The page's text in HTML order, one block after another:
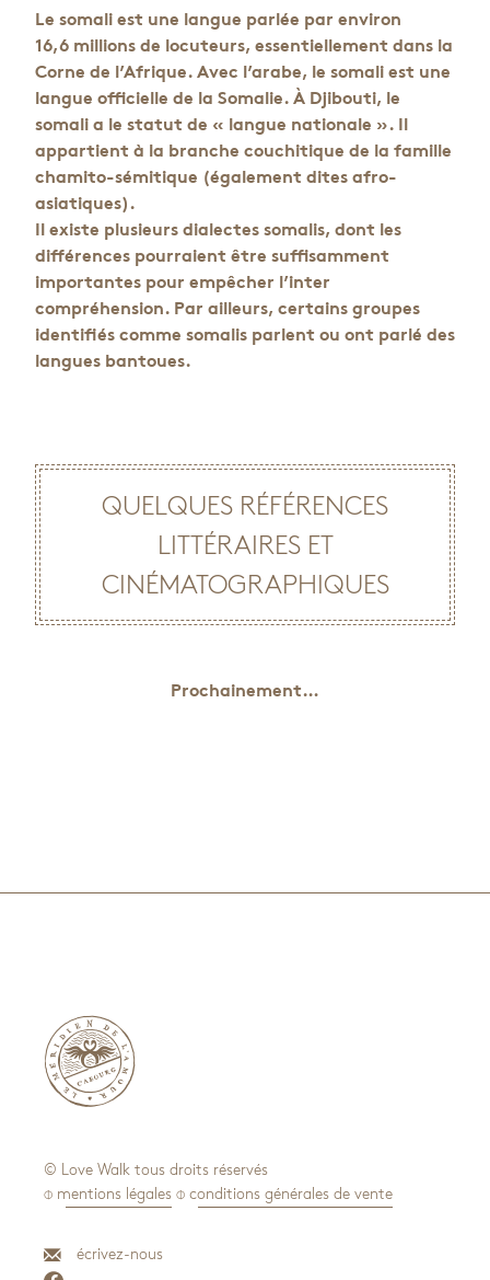
Le somali est une langue parlée par environ
16,6 millions de locuteurs, essentiellement dans la
Corne de l’Afrique. Avec l’arabe, le somali est une
langue officielle de la Somalie. À Djibouti, le
somali a le statut de « langue nationale ». Il
appartient à la branche couchitique de la famille
chamito-sémitique (également dites afro-
asiatiques).
Il existe plusieurs dialectes somalis, dont les
différences pourraient être suffisamment
importantes pour empêcher l’inter
compréhension. Par ailleurs, certains groupes
identifiés comme somalis parlent ou ont parlé des
langues bantoues.
QUELQUES RÉFÉRENCES
LITTÉRAIRES ET
CINÉMATOGRAPHIQUES
Prochainement…

© Love Walk tous droits réservés
⌽ mentions légales ⌽ conditions générales de vente
écrivez-nous